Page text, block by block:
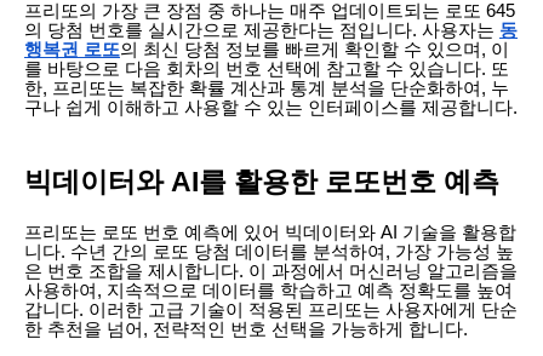
프리또의 가장 큰 장점 중 하나는 매주 업데이트되는 로또 645
의 당첨 번호를 실시간으로 제공한다는 점입니다. 사용자는 동
행복권 로또의 최신 당첨 정보를 빠르게 확인할 수 있으며, 이
를 바탕으로 다음 회차의 번호 선택에 참고할 수 있습니다. 또
한, 프리또는 복잡한 확률 계산과 통계 분석을 단순화하여, 누
구나 쉽게 이해하고 사용할 수 있는 인터페이스를 제공합니다.
빅데이터와 AI를 활용한 로또번호 예측
프리또는 로또 번호 예측에 있어 빅데이터와 AI 기술을 활용합
니다. 수년 간의 로또 당첨 데이터를 분석하여, 가장 가능성 높
은 번호 조합을 제시합니다. 이 과정에서 머신러닝 알고리즘을
사용하여, 지속적으로 데이터를 학습하고 예측 정확도를 높여
갑니다. 이러한 고급 기술이 적용된 프리또는 사용자에게 단순
한 추천을 넘어, 전략적인 번호 선택을 가능하게 합니다.